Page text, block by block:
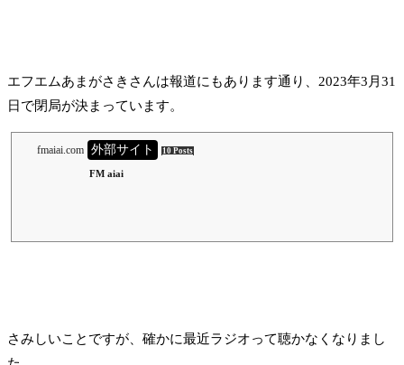
エフエムあまがさきさんは報道にもあります通り、2023年3月31
日で閉局が決まっています。
fmaiai.com 外部サイト 10 Posts
FM aiai
さみしいことですが、確かに最近ラジオって聴かなくなりまし